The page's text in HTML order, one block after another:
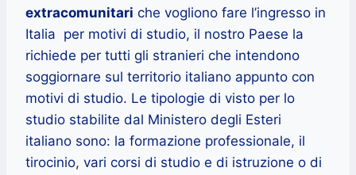
extracomunitari che vogliono fare l’ingresso in
Italia per motivi di studio, il nostro Paese la
richiede per tutti gli stranieri che intendono
soggiornare sul territorio italiano appunto con
motivi di studio. Le tipologie di visto per lo
studio stabilite dal Ministero degli Esteri
italiano sono: la formazione professionale, il
tirocinio, vari corsi di studio e di istruzione o di